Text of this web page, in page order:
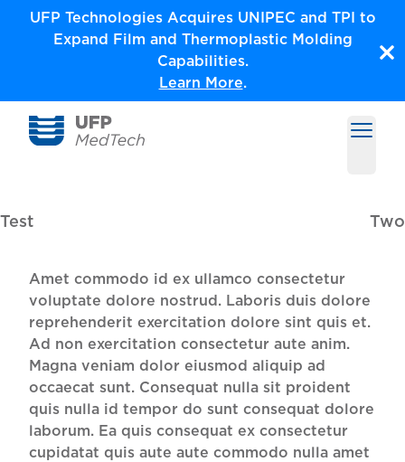
UFP Technologies Acquires UNIPEC and TPI to
Expand Film and Thermoplastic Molding
Capabilities.
Learn More.
Open
Test Two
Amet commodo id ex ullamco consectetur
voluptate dolore nostrud. Laboris duis dolore
reprehenderit exercitation dolore sint quis et.
Ad non exercitation consectetur aute anim.
Magna veniam dolor eiusmod aliquip ad
occaecat sunt. Consequat nulla sit proident
quis nulla id tempor do sunt consequat dolore
laborum. Ea quis consequat ex consectetur
cupidatat quis aute aute commodo nulla amet